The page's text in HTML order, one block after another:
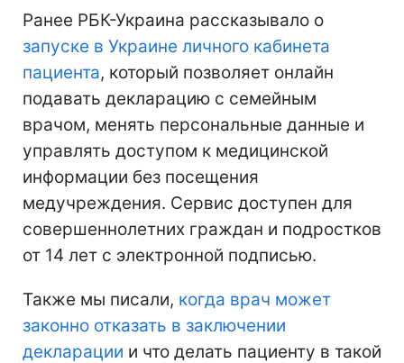
Ранее РБК-Украина рассказывало о
запуске в Украине личного кабинета
пациента, который позволяет онлайн
подавать декларацию с семейным
врачом, менять персональные данные и
управлять доступом к медицинской
информации без посещения
медучреждения. Сервис доступен для
совершеннолетних граждан и подростков
от 14 лет с электронной подписью.
Также мы писали, когда врач может
законно отказать в заключении
декларации и что делать пациенту в такой